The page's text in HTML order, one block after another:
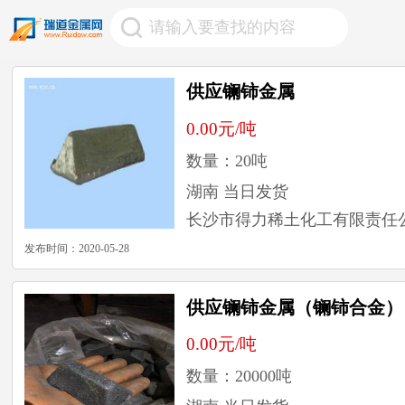
发布时间：2020-05-28
供应镧铈金属
0.00元/吨
数量：20吨
湖南 当日发货
长沙市得力稀土化工有限责任
供应镧铈金属（镧铈合金）
0.00元/吨
数量：20000吨